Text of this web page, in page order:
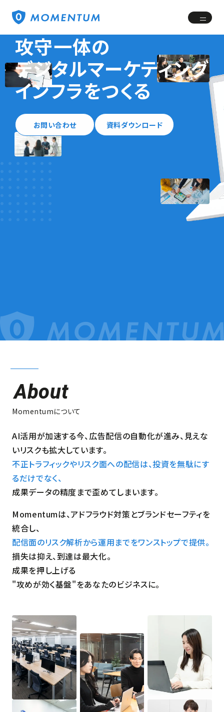
攻守一体の
デジタルマーケティング
インフラをつくる
お問い合わせ 資料ダウンロード
About
Momentumについて
AI活用が加速する今、広告配信の自動化が進み、見えな
いリスクも拡大しています。
不正トラフィックやリスク面への配信は、投資を無駄にす
るだけでなく、
成果データの精度まで歪めてしまいます。
Momentumは、アドフラウド対策とブランドセーフティを
統合し、
配信面のリスク解析から運用までをワンストップで提供。
損失は抑え、到達は最大化。
成果を押し上げる
"攻めが効く基盤"をあなたのビジネスに。